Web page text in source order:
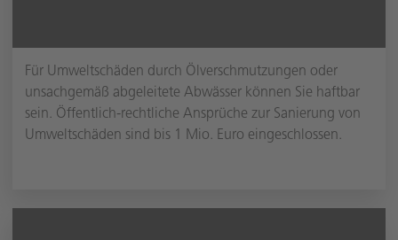
Für Umweltschäden durch Ölverschmutzungen oder
unsachgemäß abgeleitete Abwässer können Sie haftbar
sein. Öffentlich-rechtliche Ansprüche zur Sanierung von
Umweltschäden sind bis 1 Mio. Euro eingeschlossen.